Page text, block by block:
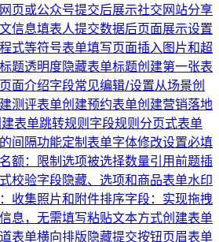
页或公众号提交后展示社交网站分享
信息填表人提交数据后页面展示设置
式等符号表单填写页面插入图片和超
题透明度隐藏表单标题创建第一张表
面介绍字段常见编辑/设置从场景创
测评表单创建预约表单创建营销落地
表单跳转规则字段规则分页式表单
间隔功能定制表单字体修改设置必填
额：限制选项被选择数量引用前题插
校验字段隐藏、选项和商品表单水印
收集照片和附件排序字段：实现拖拽
息，无需填写粘贴文本方式创建表单
表单横向排版隐藏提交按钮页眉表单